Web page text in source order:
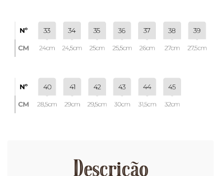
Descrição